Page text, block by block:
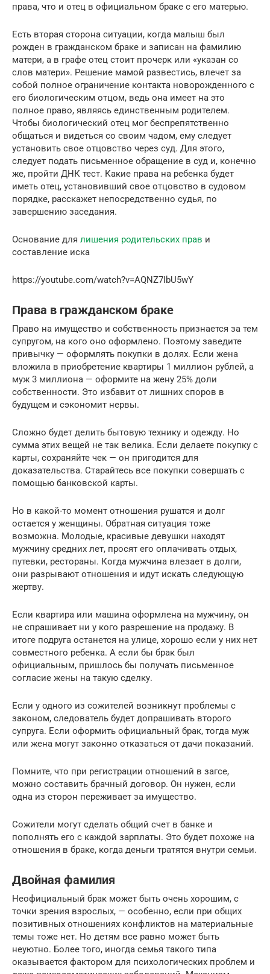
права, что и отец в официальном браке с его матерью.
Есть вторая сторона ситуации, когда малыш был
рожден в гражданском браке и записан на фамилию
матери, а в графе отец стоит прочерк или «указан со
слов матери». Решение мамой развестись, влечет за
собой полное ограничение контакта новорожденного с
его биологическим отцом, ведь она имеет на это
полное право, являясь единственным родителем.
Чтобы биологический отец мог беспрепятственно
общаться и видеться со своим чадом, ему следует
установить свое отцовство через суд. Для этого,
следует подать письменное обращение в суд и, конечно
же, пройти ДНК тест. Какие права на ребенка будет
иметь отец, установивший свое отцовство в судовом
порядке, расскажет непосредственно судья, по
завершению заседания.
Основание для лишения родительских прав и
составление иска
https://youtube.com/watch?v=AQNZ7IbU5wY
Права в гражданском браке
Право на имущество и собственность признается за тем
супругом, на кого оно оформлено. Поэтому заведите
привычку — оформлять покупки в долях. Если жена
вложила в приобретение квартиры 1 миллион рублей, а
муж 3 миллиона — оформите на жену 25% доли
собственности. Это избавит от лишних споров в
будущем и сэкономит нервы.
Сложно будет делить бытовую технику и одежду. Но
сумма этих вещей не так велика. Если делаете покупку с
карты, сохраняйте чек — он пригодится для
доказательства. Старайтесь все покупки совершать с
помощью банковской карты.
Но в какой-то момент отношения рушатся и долг
остается у женщины. Обратная ситуация тоже
возможна. Молодые, красивые девушки находят
мужчину средних лет, просят его оплачивать отдых,
путевки, рестораны. Когда мужчина влезает в долги,
они разрывают отношения и идут искать следующую
жертву.
Если квартира или машина оформлена на мужчину, он
не спрашивает ни у кого разрешение на продажу. В
итоге подруга останется на улице, хорошо если у них нет
совместного ребенка. А если бы брак был
официальным, пришлось бы получать письменное
согласие жены на такую сделку.
Если у одного из сожителей возникнут проблемы с
законом, следователь будет допрашивать второго
супруга. Если оформить официальный брак, тогда муж
или жена могут законно отказаться от дачи показаний.
Помните, что при регистрации отношений в загсе,
можно составить брачный договор. Он нужен, если
одна из сторон переживает за имущество.
Сожители могут сделать общий счет в банке и
пополнять его с каждой зарплаты. Это будет похоже на
отношения в браке, когда деньги тратятся внутри семьи.
Двойная фамилия
Неофициальный брак может быть очень хорошим, с
точки зрения взрослых, — особенно, если при общих
позитивных отношениях конфликтов на материальные
темы тоже нет. Но детям все равно может быть
неуютно. Более того, иногда семья такого типа
оказывается фактором для психологических проблем и